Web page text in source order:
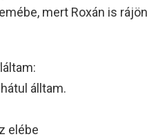
mert Roxán is rájön
álltam.
elébe